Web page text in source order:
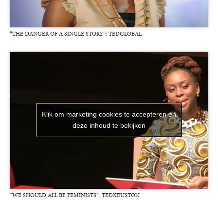
“THE DANGER OF A SINGLE STORY”: TEDGLOBAL
Klik om marketing cookies te accepteren en
deze inhoud te bekijken
“WE SHOULD ALL BE FEMINISTS”: TEDXEUSTON